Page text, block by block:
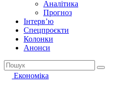
Аналітика
Прогноз
Інтерв’ю
Спецпроєкти
Колонки
Анонси
Економіка